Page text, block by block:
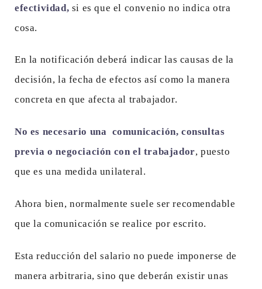
efectividad, si es que el convenio no indica otra
cosa.
En la notificación deberá indicar las causas de la
decisión, la fecha de efectos así como la manera
concreta en que afecta al trabajador.
No es necesario una comunicación, consultas
previa o negociación con el trabajador, puesto
que es una medida unilateral.
Ahora bien, normalmente suele ser recomendable
que la comunicación se realice por escrito.
Esta reducción del salario no puede imponerse de
manera arbitraria, sino que deberán existir unas